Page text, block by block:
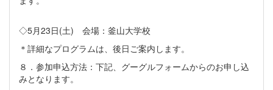
◇5月23日(土) 会場：釜山大学校
＊詳細なプログラムは、後日ご案内します。
８．参加申込方法：下記、グーグルフォームからのお申し込
みとなります。